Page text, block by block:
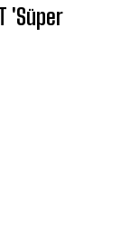
'Süper